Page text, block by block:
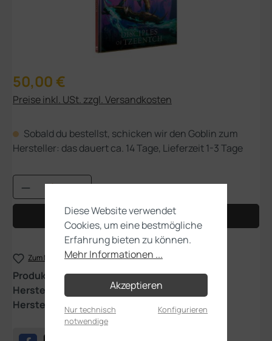
Regulärer Preis:
50,00 €
Preise inkl. USt. zzgl. Versandkosten
Sobald du bestellst, schicken wir den Goblin zum
Hersteller: das dauert ca. 14 Tage, Lieferzeit 1-3 Tage
Produkt Anzahl: Gib den gewünschten
In den Warenkorb
Zum Merkzettel hinzufügen
Produktnummer:83-45
Hersteller:
Games Workshop
Herstellernummer:
04030201033
Diese Website verwendet
Cookies, um eine bestmögliche
Erfahrung bieten zu können.
Mehr Informationen ...
Akzeptieren
Nur technisch
notwendige
Konfigurieren